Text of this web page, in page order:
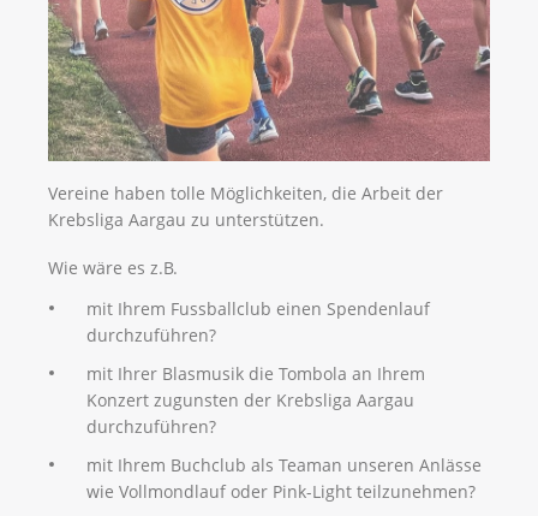
Vereine haben tolle Möglichkeiten, die Arbeit der
Krebsliga Aargau zu unterstützen.
Wie wäre es z.B.
mit Ihrem Fussballclub einen Spendenlauf
durchzuführen?
mit Ihrer Blasmusik die Tombola an Ihrem
Konzert zugunsten der Krebsliga Aargau
durchzuführen?
mit Ihrem Buchclub als Teaman unseren Anlässe
wie Vollmondlauf oder Pink-Light teilzunehmen?